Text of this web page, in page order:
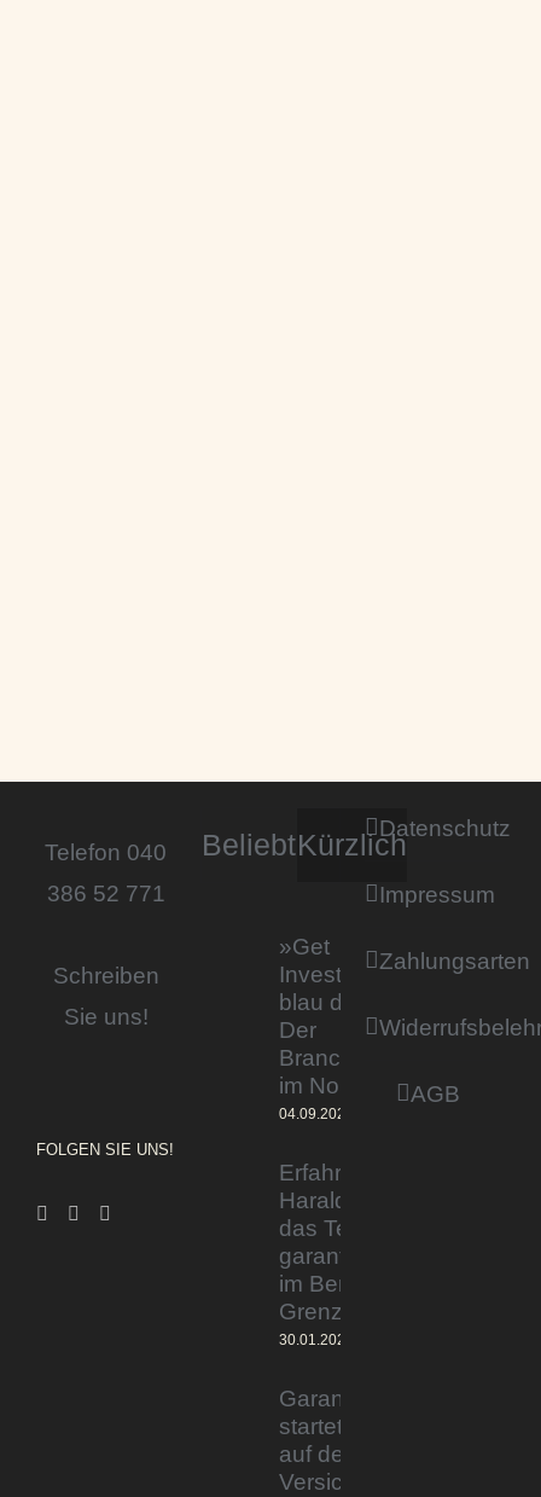
Telefon 040
386 52 771
Schreiben
Sie uns!
FOLGEN SIE UNS!
BeliebtKürzlich
»Get
Invested by
blau direkt«:
Der
Branchentag
im Norden
04.09.2023
Erfahrener Experte
Harald Wesely stärkt
das Team von
garantiertmehrnetto.de
im Bereich
Grenzgänger
30.01.2024
Garantiertmehrnetto.de®
startet Vermittlerplattform
auf deutschem
Versicherungsmarkt
Datenschutz
Impressum
Zahlungsarten
AGB